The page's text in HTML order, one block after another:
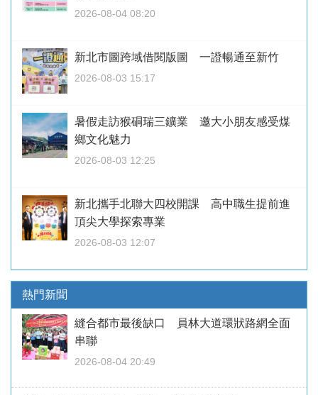
2026-08-04 08:20
新北市圖跨域借閱版圖 一證暢通至新竹
2026-08-03 15:17
暑假走訪猴硐瑞三鑛業 邀大小朋友感受煤
鄉文化魅力
2026-08-03 12:25
新北攜手北聯大四校開課 高中職生提前進
頂尖大學探索專業
2026-08-03 12:07
熱門新聞
縫合都市最後缺口 員林大道環狀路網全面
串聯
2026-08-04 20:49